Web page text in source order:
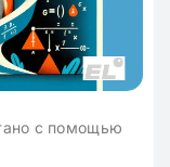
с помощью